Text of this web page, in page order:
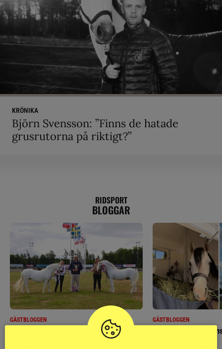
KRÖNIKA
Björn Svensson: ”Finns de hatade
grusrutorna på riktigt?”
RIDSPORT
BLOGGAR
GÄSTBLOGGEN
Finaldag med jubileumsutställning
GÄSTBLOGGEN
Så gick det på